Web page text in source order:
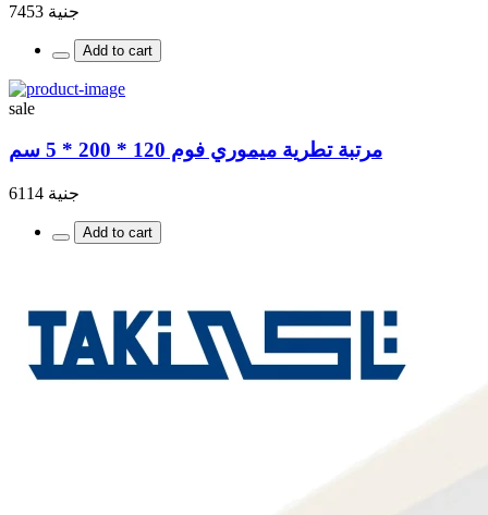
جنية 7453
Add to cart
sale
مرتبة تطرية ميموري فوم 120 * 200 * 5 سم
جنية 6114
Add to cart